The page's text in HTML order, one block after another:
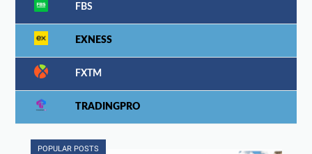
FBS
EXNESS
FXTM
TRADINGPRO
POPULAR POSTS